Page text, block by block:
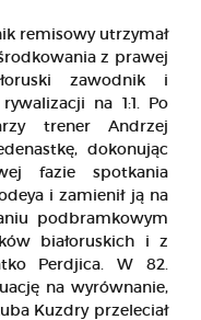
remisowy utrzymał
z prawej
zawodnik i
na 1:1. Po
trener Andrzej
dokonując
fazie spotkania
i zamienił ją na
podbramkowym
białoruskich i z
Perdjica. W 82.
na wyrównanie,
Kuzdry przeleciał